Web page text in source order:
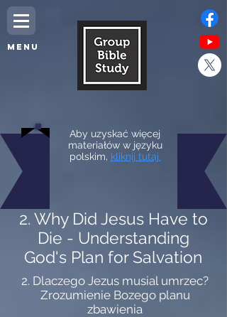
MENU
Aby uzyskać więcej
materiałów w języku
polskim, kliknij tutaj.
2. Why Did Jesus Have to
Die - Understanding
God's Plan for Salvation
2. Dlaczego Jezus musial umrzec?
Zrozumienie Bozego planu
zbawienia